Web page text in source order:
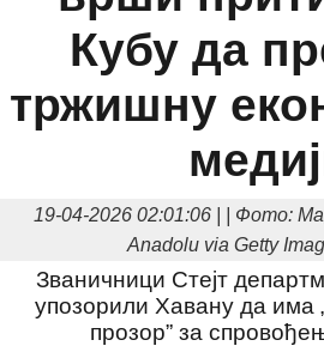
Занимљивости
Култура
Наука
технологија
Образовање
Шоу
бизнис
Посао
Аутомобили
Некретнине
Интервју
БЛОГ
О НАМА
Кубу да
тржишну
19-04-2026 02:01:06 | | Фото:
Anadolu via Getty
Званичници Стејт
упозорили Хавану да има
прозор” за